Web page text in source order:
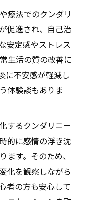
療法でのクンダリ
促進され、自己治
安定感やストレス
生活の質の改善に
に不安感が軽減し
体験談もありま
するクンダリニー
的に感情の浮き沈
す。そのため、
化を観察しながら
者の方も安心して